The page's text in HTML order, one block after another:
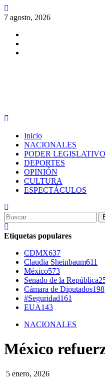
Saltar
al
7 agosto, 2026
Inicio
NACIONALES
PODER LEGISLATIVO
DEPORTES
OPINIÓN
CULTURA
ESPECTÁCULOS
Buscar:
Etiquetas populares
CDMX637
Claudia Sheinbaum611
México573
Senado de la República
Cámara de Diputados198
#Seguridad161
EUA143
NACIONALES
México
5 enero, 2026